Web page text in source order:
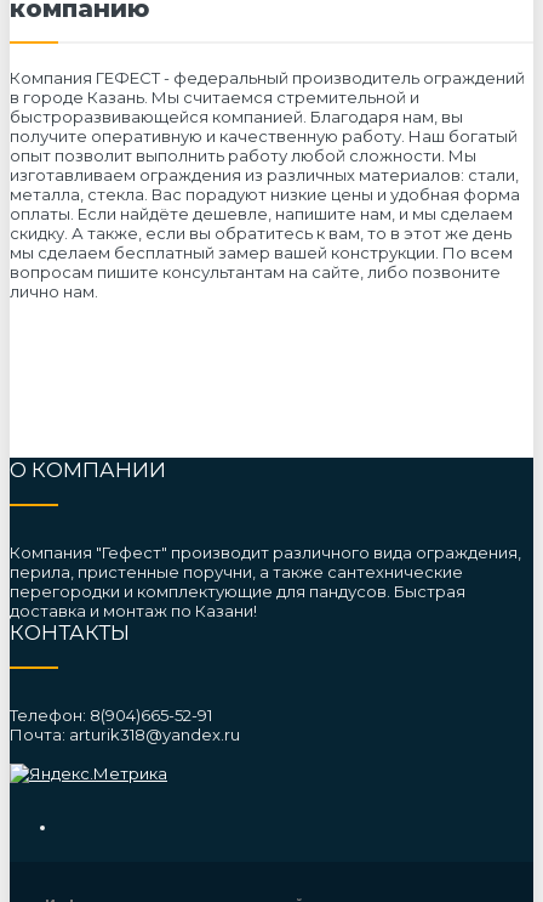
компанию
Компания ГЕФЕСТ - федеральный производитель ограждений
в городе Казань. Мы считаемся стремительной и
быстроразвивающейся компанией. Благодаря нам, вы
получите оперативную и качественную работу. Наш богатый
опыт позволит выполнить работу любой сложности. Мы
изготавливаем ограждения из различных материалов: стали,
металла, стекла. Вас порадуют низкие цены и удобная форма
оплаты. Если найдёте дешевле, напишите нам, и мы сделаем
скидку. А также, если вы обратитесь к вам, то в этот же день
мы сделаем бесплатный замер вашей конструкции. По всем
вопросам пишите консультантам на сайте, либо позвоните
лично нам.
О КОМПАНИИ
Компания "Гефест" производит различного вида ограждения,
перила, пристенные поручни, а также сантехнические
перегородки и комплектующие для пандусов. Быстрая
доставка и монтаж по Казани!
КОНТАКТЫ
Телефон: 8(904)665-52-91
Почта: arturik318@yandex.ru